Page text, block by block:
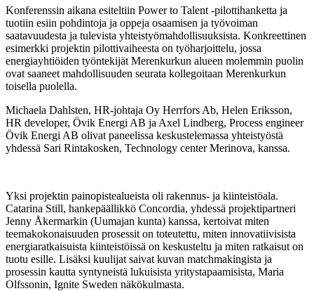
Konferenssin aikana esiteltiin Power to Talent -pilottihanketta ja
tuotiin esiin pohdintoja ja oppeja osaamisen ja työvoiman
saatavuudesta ja tulevista yhteistyömahdollisuuksista. Konkreettinen
esimerkki projektin pilottivaiheesta on työharjoittelu, jossa
energiayhtiöiden työntekijät Merenkurkun alueen molemmin puolin
ovat saaneet mahdollisuuden seurata kollegoitaan Merenkurkun
toisella puolella.
Michaela Dahlsten, HR-johtaja Oy Herrfors Ab, Helen Eriksson,
HR developer, Övik Energi AB ja Axel Lindberg, Process engineer
Övik Energi AB olivat paneelissa keskustelemassa yhteistyöstä
yhdessä Sari Rintakosken, Technology center Merinova, kanssa.
Yksi projektin painopistealueista oli rakennus- ja kiinteistöala.
Catarina Still, hankepäällikkö Concordia, yhdessä projektipartneri
Jenny Åkermarkin (Uumajan kunta) kanssa, kertoivat miten
teemakokonaisuuden prosessit on toteutettu, miten innovatiivisista
energiaratkaisuista kiinteistöissä on keskusteltu ja miten ratkaisut on
tuotu esille. Lisäksi kuulijat saivat kuvan matchmakingista ja
prosessin kautta syntyneistä lukuisista yritystapaamisista, Maria
Olfssonin, Ignite Sweden näkökulmasta.